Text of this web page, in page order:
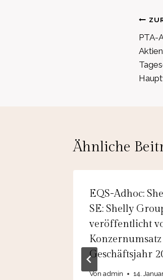
PTA-
Ähnliche
EQS-Adhoc:
SE: Shelly
veröffentlicht
Geschäftsjahr
Von admin 14.